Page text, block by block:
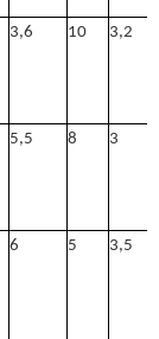
3,6 10 3,2
5,5 8 3
6 5 3,5